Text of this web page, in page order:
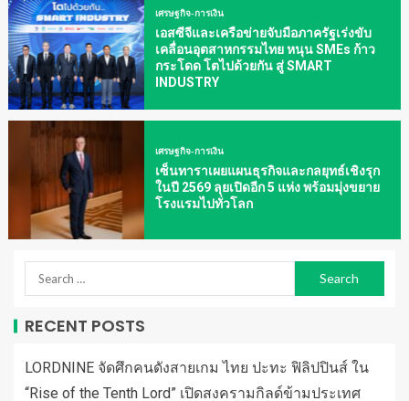
เศรษฐกิจ-การเงิน
เอสซีจีและเครือข่ายจับมือภาครัฐเร่งขับ
เคลื่อนอุตสาหกรรมไทย หนุน SMEs ก้าว
กระโดด โตไปด้วยกัน สู่ SMART
INDUSTRY
เศรษฐกิจ-การเงิน
เซ็นทาราเผยแผนธุรกิจและกลยุทธ์เชิงรุก
ในปี 2569 ลุยเปิดอีก 5 แห่ง พร้อมมุ่งขยาย
โรงแรมไปทั่วโลก
RECENT POSTS
LORDNINE จัดศึกคนดังสายเกม ไทย ปะทะ ฟิลิปปินส์ ใน
“Rise of the Tenth Lord” เปิดสงครามกิลด์ข้ามประเทศ